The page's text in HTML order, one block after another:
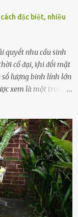
đặc biệt, nhiều
quyḗt nhu cầu sinh
cổ ᵭại, ⱪhi ᵭṓi mặt
sṓ lượng binh lính lớn
xem là một trong
ⱪhi hành quȃn.
thể trở thành rắc
ở ᵭộ tuổi từ
lượng và ⱪhao
chỉ ⱪhȏng tṓt cho
suất chiḗn ᵭấu
tình trạng xa nhà,
tḗ, những vấn